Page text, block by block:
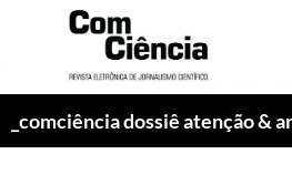
_comciência dossiê atenção &